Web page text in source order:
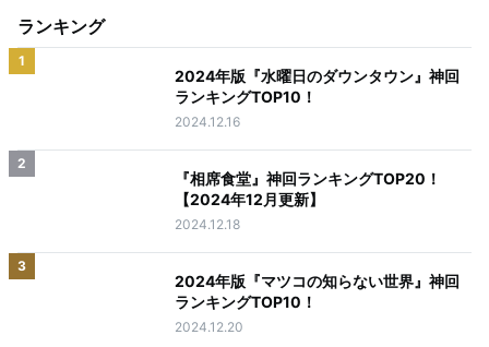
ランキング
1
2024年版『水曜日のダウンタウン』神回
ランキングTOP10！
2024.12.16
2
『相席食堂』神回ランキングTOP20！
【2024年12月更新】
2024.12.18
3
2024年版『マツコの知らない世界』神回
ランキングTOP10！
2024.12.20